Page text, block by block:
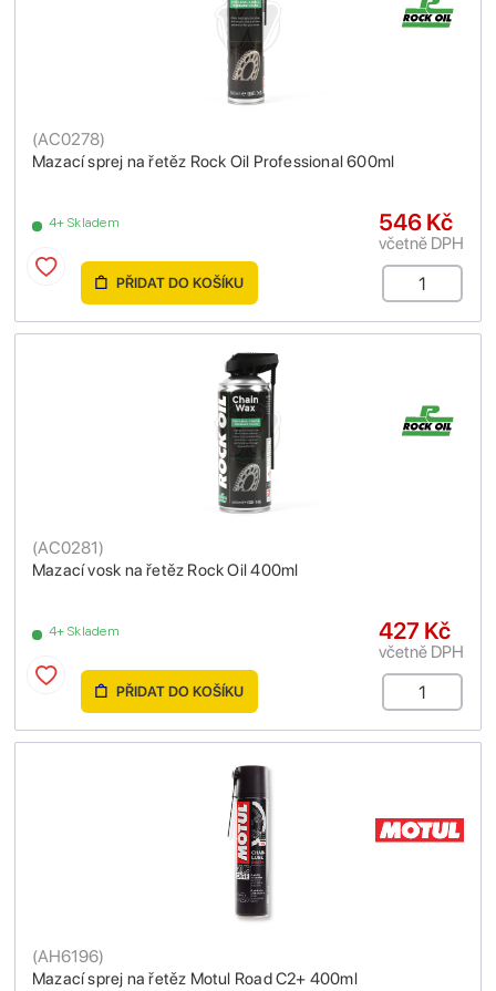
Mazací sprej na řetěz Rock Oil Professional 600ml
(AC0278)
4+ Skladem 546 Kč
včetně DPH
PŘIDAT DO KOŠÍKU
Mazací vosk na řetěz Rock Oil 400ml
(AC0281)
4+ Skladem 427 Kč
včetně DPH
PŘIDAT DO KOŠÍKU
Mazací sprej na řetěz Motul Road C2+ 400ml
(AH6196)